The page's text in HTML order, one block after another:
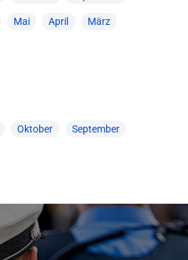
Mai April März
Oktober September